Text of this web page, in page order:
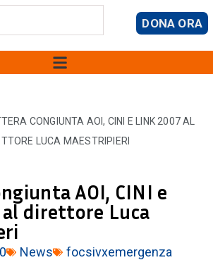
DONA ORA
CONGIUNTA AOI, CINI E LINK 2007 AL
LUCA MAESTRIPIERI
AOI, CINI e
direttore Luca
News focsivxemergenza